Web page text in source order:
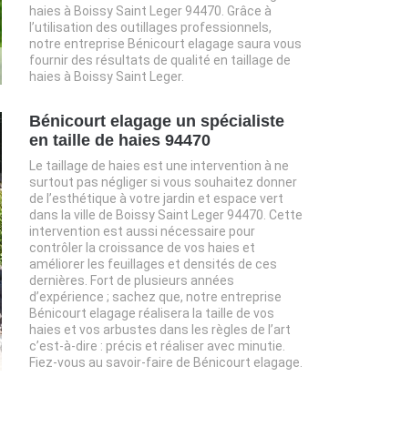
haies à Boissy Saint Leger 94470. Grâce à
l’utilisation des outillages professionnels,
notre entreprise Bénicourt elagage saura vous
fournir des résultats de qualité en taillage de
haies à Boissy Saint Leger.
Bénicourt elagage un spécialiste
en taille de haies 94470
Le taillage de haies est une intervention à ne
surtout pas négliger si vous souhaitez donner
de l’esthétique à votre jardin et espace vert
dans la ville de Boissy Saint Leger 94470. Cette
intervention est aussi nécessaire pour
contrôler la croissance de vos haies et
améliorer les feuillages et densités de ces
dernières. Fort de plusieurs années
d’expérience ; sachez que, notre entreprise
Bénicourt elagage réalisera la taille de vos
haies et vos arbustes dans les règles de l’art
c’est-à-dire : précis et réaliser avec minutie.
Fiez-vous au savoir-faire de Bénicourt elagage.